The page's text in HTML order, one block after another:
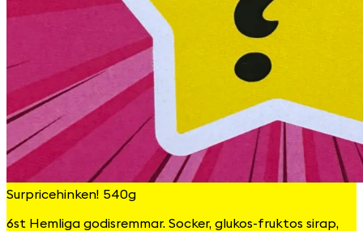
Surpricehinken! 540g
6st Hemliga godisremmar. Socker, glukos-fruktos sirap,